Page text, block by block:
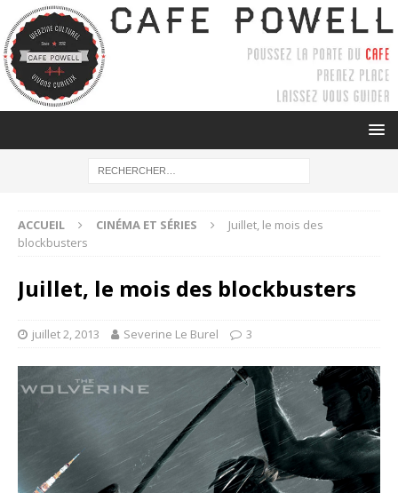
ACCUEIL CINÉMA ET SÉRIES
Juillet, le mois des
blockbusters
Juillet, le mois des blockbusters
juillet 2, 2013 Severine Le Burel 3